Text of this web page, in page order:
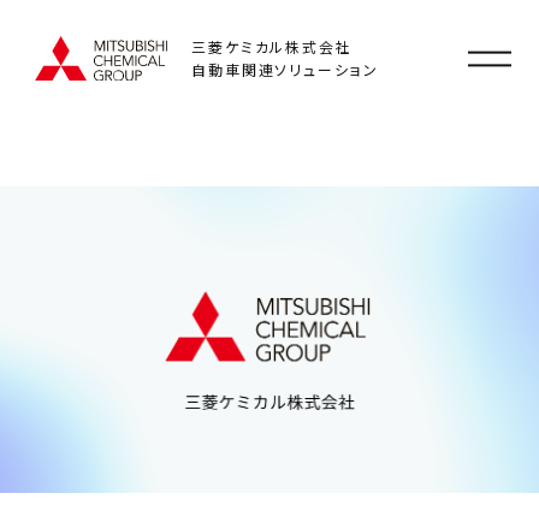
三菱ケミカル株式会社
自動車関連ソリューション